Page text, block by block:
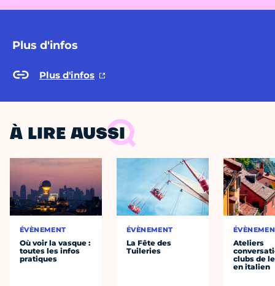
Plus d'infos
Plus d'infos
À LIRE AUSSI
ÉVÈNEMENT
Où voir la vasque :
toutes les infos
pratiques
ÉVÈNEMENT
La Fête des
Tuileries
Ateliers
clubs de
en italien